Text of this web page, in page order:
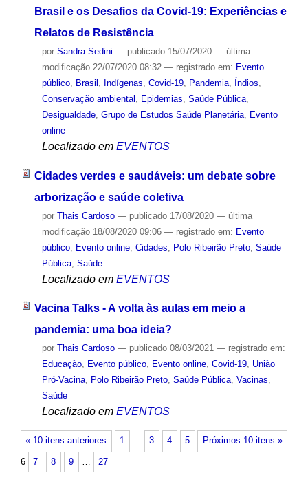
Brasil e os Desafios da Covid-19: Experiências e
Relatos de Resistência
por Sandra Sedini — publicado15/07/2020 — última
modificação22/07/2020 08:32 — registrado em: Evento
público, Brasil Indígenas Covid-19, Pandemia, Índios
Conservação ambiental
Epidemias Saúde Pública,
Desigualdade, Grupo de Estudos Saúde Planetária,
Evento
online
Localizado em EVENTOS
Cidades verdes e saudáveis: um debate sobre
arborização e saúde coletiva
por Thais Cardoso — publicado17/08/2020 — última
modificação18/08/2020 09:06 — registrado em: Evento
público, Evento online, Cidades Polo Ribeirão Preto, Saúde
Pública, Saúde
Localizado em EVENTOS
Vacina Talks - A volta às aulas em meio a
pandemia: uma boa ideia?
por Thais Cardoso — publicado08/03/2021 — registrado em:
Educação, Evento público, Evento online, Covid-19, União
Pró-Vacina, Polo Ribeirão Preto, Saúde Pública, Vacinas,
Saúde
Localizado em EVENTOS
« 10 itens anteriores Próximos 10 itens »
1 … 3 4 5
6 7 8 9 … 27